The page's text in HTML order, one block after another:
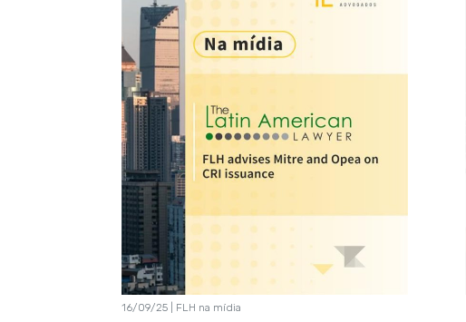
16/09/25 | FLH na mídia